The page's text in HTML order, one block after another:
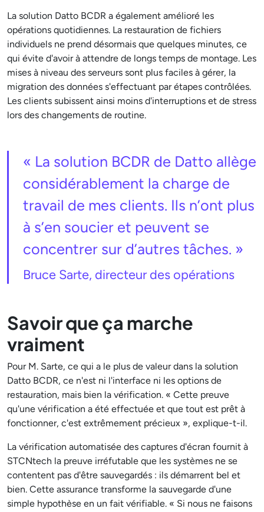
La solution Datto BCDR a également amélioré les
opérations quotidiennes. La restauration de fichiers
individuels ne prend désormais que quelques minutes, ce
qui évite d'avoir à attendre de longs temps de montage. Les
mises à niveau des serveurs sont plus faciles à gérer, la
migration des données s'effectuant par étapes contrôlées.
Les clients subissent ainsi moins d'interruptions et de stress
lors des changements de routine.
« La solution BCDR de Datto allège
considérablement la charge de
travail de mes clients. Ils n’ont plus
à s’en soucier et peuvent se
concentrer sur d’autres tâches. »
Bruce Sarte, directeur des opérations
Savoir que ça marche
vraiment
Pour M. Sarte, ce qui a le plus de valeur dans la solution
Datto BCDR, ce n'est ni l'interface ni les options de
restauration, mais bien la vérification. « Cette preuve
qu'une vérification a été effectuée et que tout est prêt à
fonctionner, c'est extrêmement précieux », explique-t-il.
La vérification automatisée des captures d'écran fournit à
STCNtech la preuve irréfutable que les systèmes ne se
contentent pas d'être sauvegardés : ils démarrent bel et
bien. Cette assurance transforme la sauvegarde d'une
simple hypothèse en un fait vérifiable. « Si nous ne faisons